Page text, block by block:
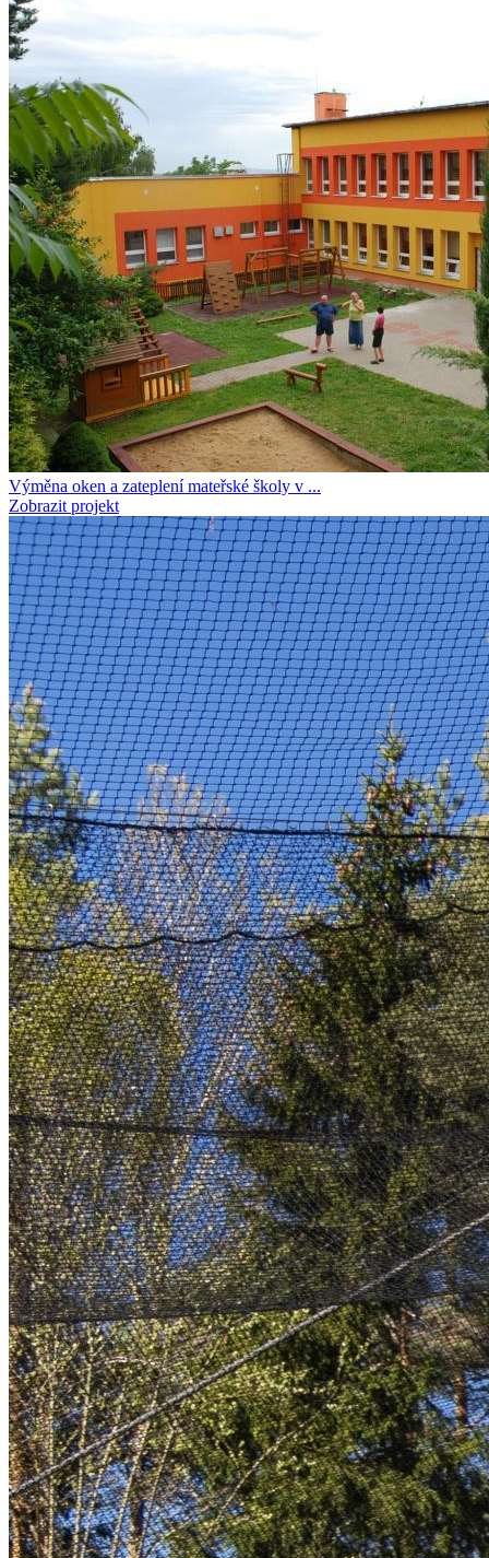
Výměna oken a zateplení mateřské školy v ...
Zobrazit projekt